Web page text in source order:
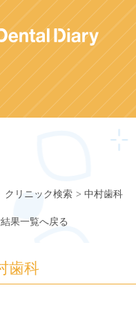
クリニック検索 中村歯科
果一覧へ戻る
歯科